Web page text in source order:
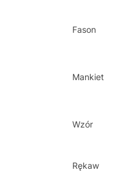
Fason
Mankiet
Wzór
Rękaw